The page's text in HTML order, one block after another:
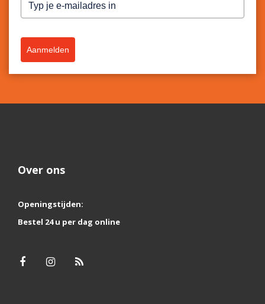
Aanmelden
Over ons
Openingstijden:
Bestel 24 u per dag online